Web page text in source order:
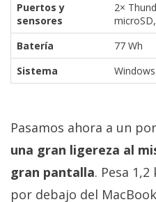
Puertos y
sensores
2×
Batería
77 Wh
Sistema
Pasamos ahora a un
una gran ligereza al
gran pantalla. Pesa
por debajo del